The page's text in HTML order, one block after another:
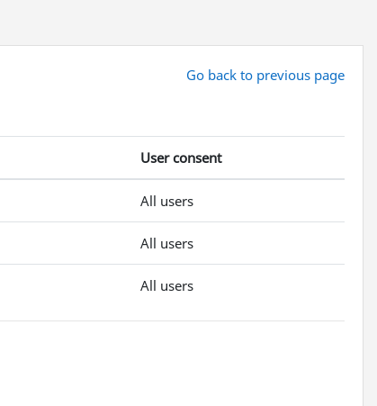
Go back to previous page
User consent
All users
All users
All users